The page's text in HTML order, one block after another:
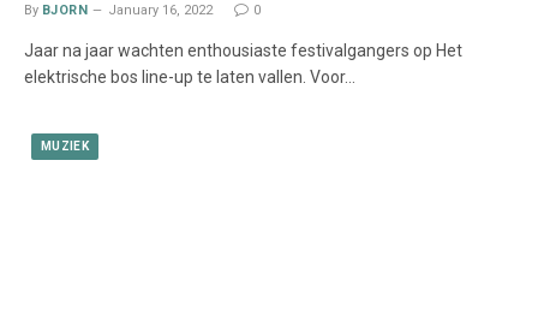
By BJORN January 16, 2022 0
Jaar na jaar wachten enthousiaste festivalgangers op Het
elektrische bos line-up te laten vallen. Voor…
MUZIEK